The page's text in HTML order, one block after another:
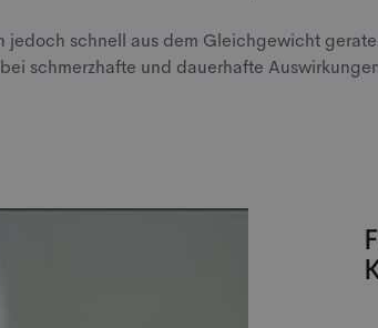
jedoch schnell aus dem Gleichgewicht
schmerzhafte und dauerhafte